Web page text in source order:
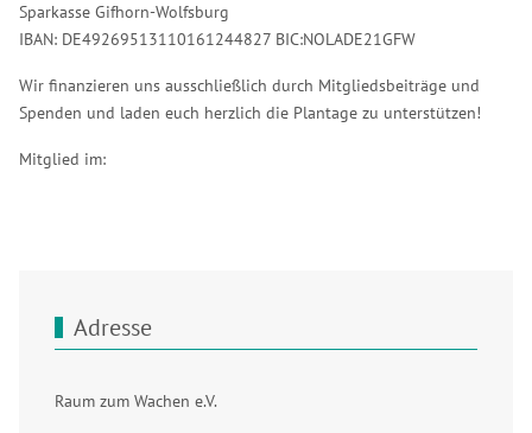
Sparkasse Gifhorn-Wolfsburg
IBAN: DE49269513110161244827 BIC:NOLADE21GFW
Wir finanzieren uns ausschließlich durch Mitgliedsbeiträge und
Spenden und laden euch herzlich die Plantage zu unterstützen!
Mitglied im:
Adresse
Raum zum Wachen e.V.